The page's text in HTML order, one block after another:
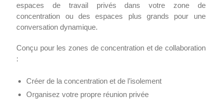
espaces de travail privés dans votre zone de
concentration ou des espaces plus grands pour une
conversation dynamique.
Conçu pour les zones de concentration et de collaboration
:
Créer de la concentration et de l’isolement
Organisez votre propre réunion privée